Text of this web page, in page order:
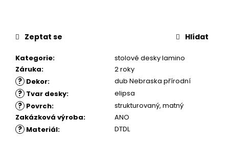
Kategorie:
stolové desky lamino
Záruka: 2 roky
? Dekor: dub Nebraska přírodní
? Tvar desky: elipsa
? Povrch: strukturovaný, matný
Zakázková výroba: ANO
? Materiál: DTDL
Zeptat se Hlídat